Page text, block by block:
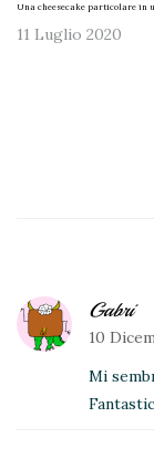
Una cheesecake particolare in
11 Luglio 2020
Gabri
10
Mi